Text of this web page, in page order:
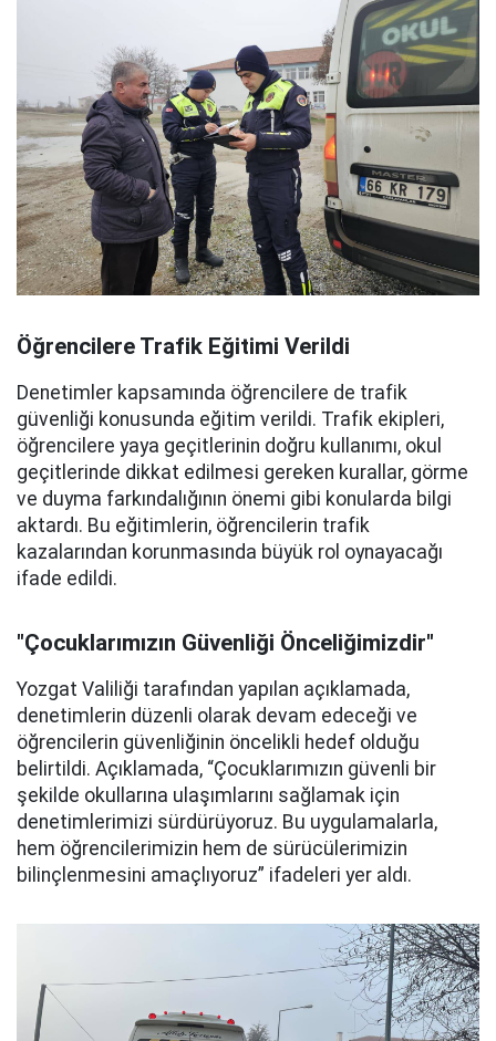
Öğrencilere Trafik Eğitimi Verildi
Denetimler kapsamında öğrencilere de trafik
güvenliği konusunda eğitim verildi. Trafik ekipleri,
öğrencilere yaya geçitlerinin doğru kullanımı, okul
geçitlerinde dikkat edilmesi gereken kurallar, görme
ve duyma farkındalığının önemi gibi konularda bilgi
aktardı. Bu eğitimlerin, öğrencilerin trafik
kazalarından korunmasında büyük rol oynayacağı
ifade edildi.
"Çocuklarımızın Güvenliği Önceliğimizdir"
Yozgat Valiliği tarafından yapılan açıklamada,
denetimlerin düzenli olarak devam edeceği ve
öğrencilerin güvenliğinin öncelikli hedef olduğu
belirtildi. Açıklamada, “Çocuklarımızın güvenli bir
şekilde okullarına ulaşımlarını sağlamak için
denetimlerimizi sürdürüyoruz. Bu uygulamalarla,
hem öğrencilerimizin hem de sürücülerimizin
bilinçlenmesini amaçlıyoruz” ifadeleri yer aldı.